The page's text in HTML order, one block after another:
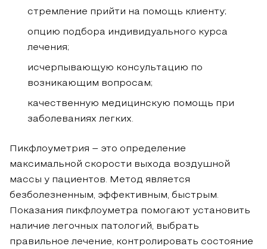
стремление прийти на помощь клиенту;
опцию подбора индивидуального курса
лечения;
исчерпывающую консультацию по
возникающим вопросам;
качественную медицинскую помощь при
заболеваниях легких.
Пикфлоуметрия – это определение
максимальной скорости выхода воздушной
массы у пациентов. Метод является
безболезненным, эффективным, быстрым.
Показания пикфлоуметра помогают установить
наличие легочных патологий, выбрать
правильное лечение, контролировать состояние